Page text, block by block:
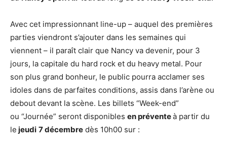
Avec cet impressionnant line-up – auquel des premières
parties viendront s’ajouter dans les semaines qui
viennent – il paraît clair que Nancy va devenir, pour 3
jours, la capitale du hard rock et du heavy metal. Pour
son plus grand bonheur, le public pourra acclamer ses
idoles dans de parfaites conditions, assis dans l’arène ou
debout devant la scène. Les billets “Week-end”
ou “Journée” seront disponibles en préventeà partir du
le jeudi 7 décembre dès 10h00 sur :